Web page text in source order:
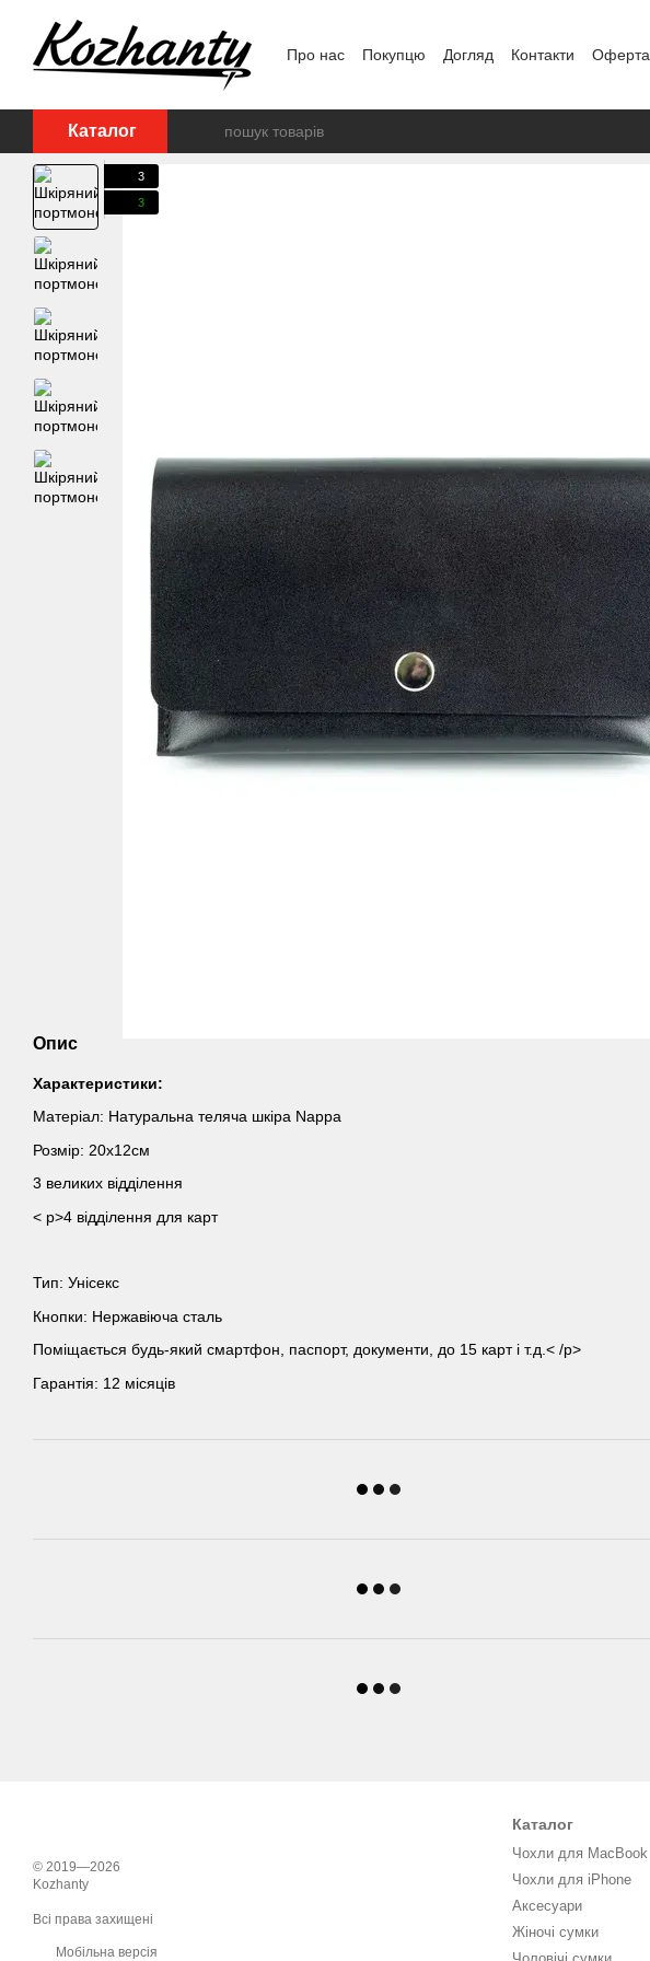
Перейти до основного контенту
Про нас Покупцю Догляд Контакти Оферта
Каталог
3
3
Опис
Характеристики:
Матеріал: Натуральна теляча шкіра Nappa
Розмір: 20х12см
3 великих відділення
< p>4 відділення для карт
Тип: Унісекс
Кнопки: Нержавіюча сталь
Поміщається будь-який смартфон, паспорт, документи, до 15 карт і т.д.< /p>
Гарантія: 12 місяців
© 2019—2026
Kozhanty
Всі права захищені
Мобільна версія
Каталог
Чохли для MacBook
Чохли для iPhone
Аксесуари
Жіночі сумки